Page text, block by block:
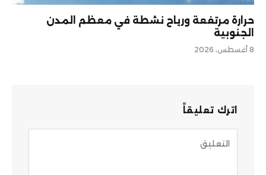
حرارة مرتفعة ورياح نشطة في معظم المدن
الجنوبية
8 أغسطس، 2026
اترك تعليقاً